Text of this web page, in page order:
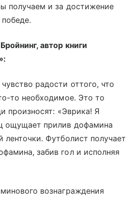
получаем и за достижение
автор книги
радости оттого, что
то необходимое. Это то
произносят: «Эврика! Я
ощущает прилив дофамина
Футболист получает
забив гол и исполняя
вознаграждения